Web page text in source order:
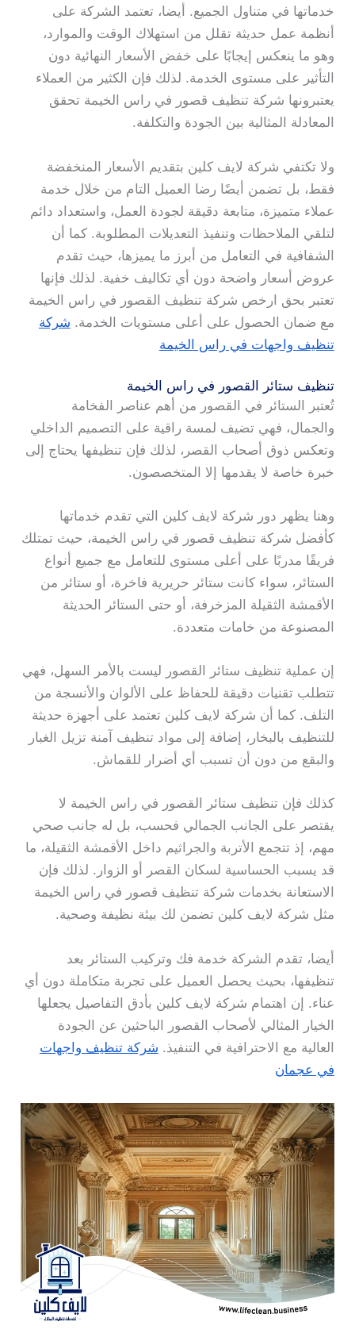
خدماتها في متناول الجميع. أيضا، تعتمد الشركة على
أنظمة عمل حديثة تقلل من استهلاك الوقت والموارد،
وهو ما ينعكس إيجابًا على خفض الأسعار النهائية دون
التأثير على مستوى الخدمة. لذلك فإن الكثير من العملاء
يعتبرونها شركة تنظيف قصور في راس الخيمة تحقق
المعادلة المثالية بين الجودة والتكلفة.
ولا تكتفي شركة لايف كلين بتقديم الأسعار المنخفضة
فقط، بل تضمن أيضًا رضا العميل التام من خلال خدمة
عملاء متميزة، متابعة دقيقة لجودة العمل، واستعداد دائم
لتلقي الملاحظات وتنفيذ التعديلات المطلوبة. كما أن
الشفافية في التعامل من أبرز ما يميزها، حيث تقدم
عروض أسعار واضحة دون أي تكاليف خفية. لذلك فإنها
تعتبر بحق ارخص شركة تنظيف القصور في راس الخيمة
مع ضمان الحصول على أعلى مستويات الخدمة. شركة
تنظيف واجهات في راس الخيمة
تنظيف ستائر القصور في راس الخيمة
تُعتبر الستائر في القصور من أهم عناصر الفخامة
والجمال، فهي تضيف لمسة راقية على التصميم الداخلي
وتعكس ذوق أصحاب القصر، لذلك فإن تنظيفها يحتاج إلى
خبرة خاصة لا يقدمها إلا المتخصصون.
وهنا يظهر دور شركة لايف كلين التي تقدم خدماتها
كأفضل شركة تنظيف قصور في راس الخيمة، حيث تمتلك
فريقًا مدربًا على أعلى مستوى للتعامل مع جميع أنواع
الستائر، سواء كانت ستائر حريرية فاخرة، أو ستائر من
الأقمشة الثقيلة المزخرفة، أو حتى الستائر الحديثة
المصنوعة من خامات متعددة.
إن عملية تنظيف ستائر القصور ليست بالأمر السهل، فهي
تتطلب تقنيات دقيقة للحفاظ على الألوان والأنسجة من
التلف. كما أن شركة لايف كلين تعتمد على أجهزة حديثة
للتنظيف بالبخار، إضافة إلى مواد تنظيف آمنة تزيل الغبار
والبقع من دون أن تسبب أي أضرار للقماش.
كذلك فإن تنظيف ستائر القصور في راس الخيمة لا
يقتصر على الجانب الجمالي فحسب، بل له جانب صحي
مهم، إذ تتجمع الأتربة والجراثيم داخل الأقمشة الثقيلة، ما
قد يسبب الحساسية لسكان القصر أو الزوار. لذلك فإن
الاستعانة بخدمات شركة تنظيف قصور في راس الخيمة
مثل شركة لايف كلين تضمن لك بيئة نظيفة وصحية.
أيضا، تقدم الشركة خدمة فك وتركيب الستائر بعد
تنظيفها، بحيث يحصل العميل على تجربة متكاملة دون أي
عناء. إن اهتمام شركة لايف كلين بأدق التفاصيل يجعلها
الخيار المثالي لأصحاب القصور الباحثين عن الجودة
العالية مع الاحترافية في التنفيذ. شركة تنظيف واجهات
في عجمان